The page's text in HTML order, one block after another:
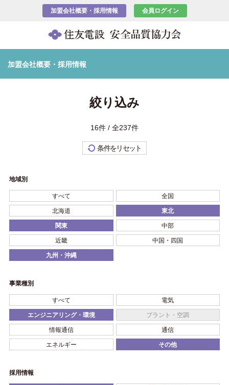
加盟会社概要・採用情報 会員ログイン
加盟会社概要・採用情報
絞り込み
16件 / 全237件
条件をリセット
地域別
すべて 全国
北海道 東北
関東 中部
近畿 中国・四国
九州・沖縄
事業種別
すべて 電気
エンジニアリング・環境 プラント・空調
情報通信 通信
エネルギー その他
採用情報